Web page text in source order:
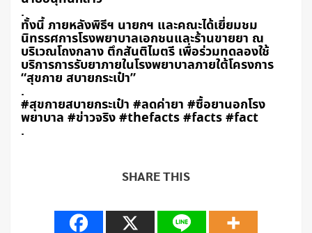
.
ทั้งนี้ ภายหลังพิธีฯ นายกฯ และคณะได้เยี่ยมชม
นิทรรศการโรงพยาบาลเอกชนและร้านขายยา ณ
บริเวณโถงกลาง ตึกสันติไมตรี เพื่อร่วมทดลองใช้
บริการการรับยาภายในโรงพยาบาลภายใต้โครงการ
“สุขกาย สบายกระเป๋า”
.
#สุขกายสบายกระเป๋า #ลดค่ายา #ซื้อยานอกโรง
พยาบาล #ข่าวจริง #thefacts #facts #fact
.
SHARE THIS